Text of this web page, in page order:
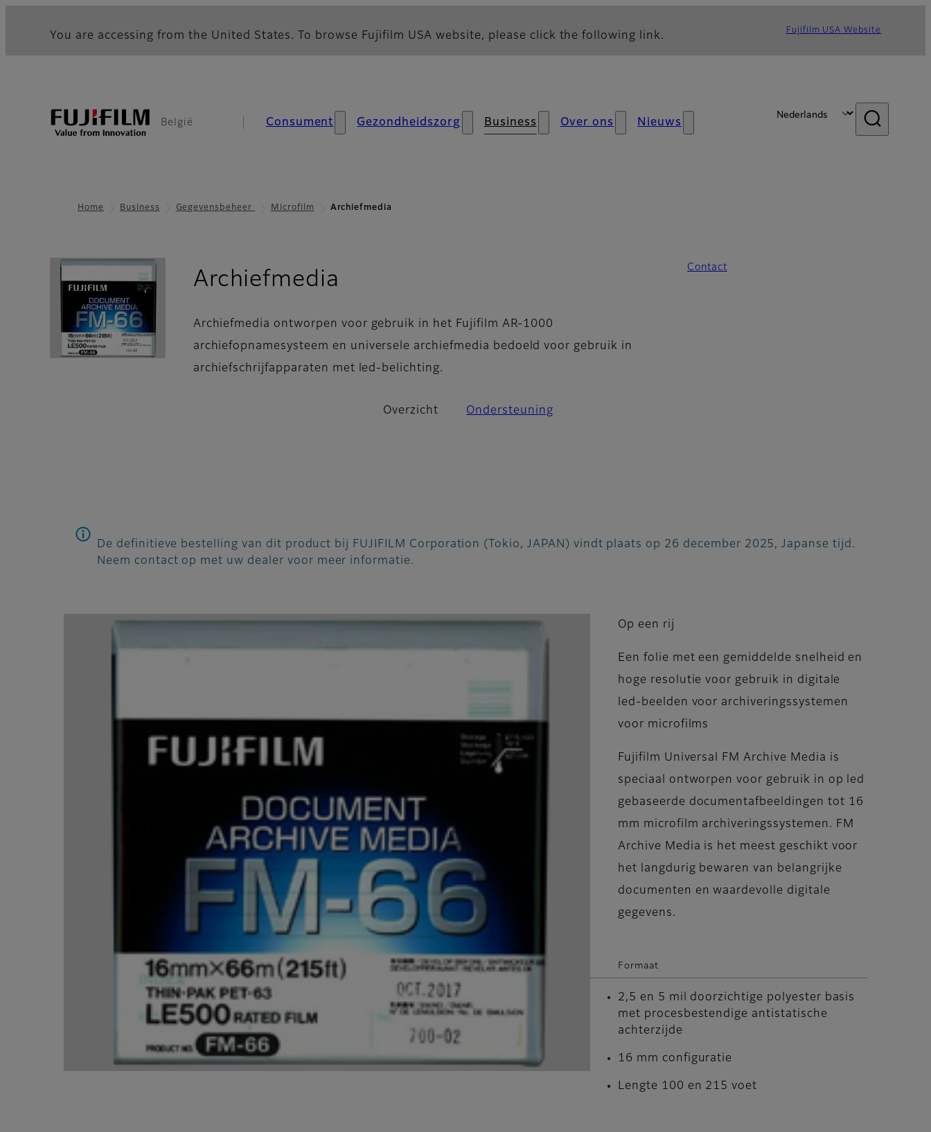
You are accessing from the United States. To browse Fujifilm USA website, please click the following link. Fujifilm USA Website
België Consument Gezondheidszorg Business Over ons Nieuws
Home Business Gegevensbeheer Microfilm Archiefmedia
Archiefmedia
Archiefmedia ontworpen voor gebruik in het Fujifilm AR-1000
archiefopnamesysteem en universele archiefmedia bedoeld voor gebruik in
archiefschrijfapparaten met led-belichting.
Contact
Overzicht Ondersteuning
De definitieve bestelling van dit product bij FUJIFILM Corporation (Tokio, JAPAN) vindt plaats op 26 december 2025, Japanse tijd.
Neem contact op met uw dealer voor meer informatie.
Op een rij
Een folie met een gemiddelde snelheid en
hoge resolutie voor gebruik in digitale
led-beelden voor archiveringssystemen
voor microfilms
Fujifilm Universal FM Archive Media is
speciaal ontworpen voor gebruik in op led
gebaseerde documentafbeeldingen tot 16
mm microfilm archiveringssystemen. FM
Archive Media is het meest geschikt voor
het langdurig bewaren van belangrijke
documenten en waardevolle digitale
gegevens.
Formaat
2,5 en 5 mil doorzichtige polyester basis
met procesbestendige antistatische
achterzijde
16 mm configuratie
Lengte 100 en 215 voet